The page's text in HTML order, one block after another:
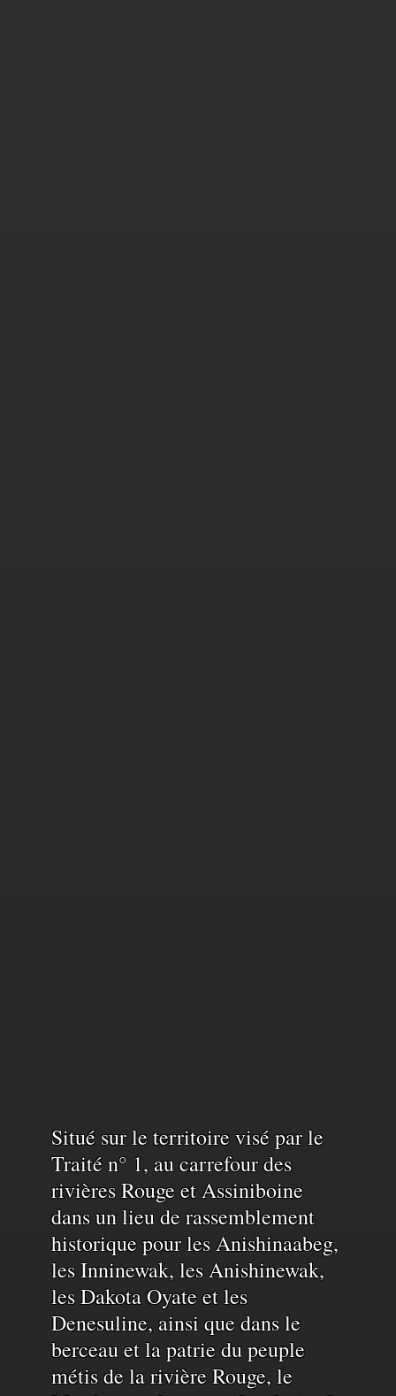
Reconnaissance
du
territoire
et
Situé sur le territoire visé par le
Traité n° 1, au carrefour des
rivières Rouge et Assiniboine
dans un lieu de rassemblement
historique pour les Anishinaabeg,
les Inninewak, les Anishinewak,
les Dakota Oyate et les
Denesuline, ainsi que dans le
berceau et la patrie du peuple
métis de la rivière Rouge, le